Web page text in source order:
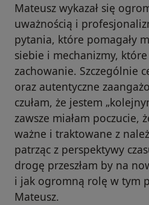
Mateusz wykazał się
uważnością i
pytania, które pomagały
siebie i mechanizmy, które
zachowanie. Szczególnie
oraz autentyczne
czułam, że jestem
zawsze miałam poczucie,
ważne i traktowane z
patrząc z perspektywy
drogę przeszłam by na
i jak ogromną rolę w tym
Mateusz.